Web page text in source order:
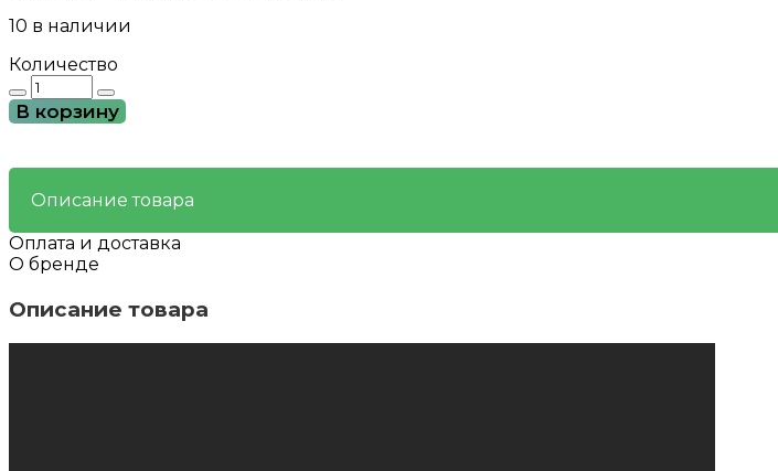
10 в наличии
Количество
Количество
товара
Мезонектар
комплексное
омоложение
всего
организма
В корзину
Описание товара
Оплата и доставка
О бренде
Описание товара